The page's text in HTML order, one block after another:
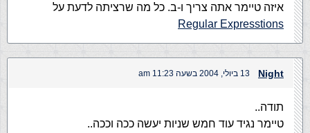
איזה טיימר אתה צריך ו-ב. כל מה שרציתה לדעת על
Regular Expresstions
Night 13 ביולי, 2004 בשעה 11:23 am
תודה..
טיימר נגיד עוד חמש שניות יעשה ככה וככה..